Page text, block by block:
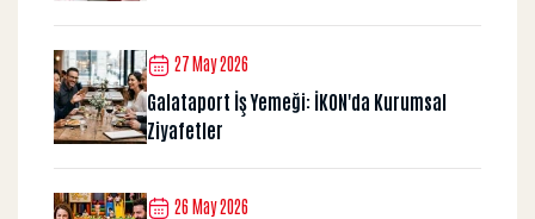
27 May 2026
Galataport İş Yemeği: İKON'da Kurumsal
Ziyafetler
26 May 2026